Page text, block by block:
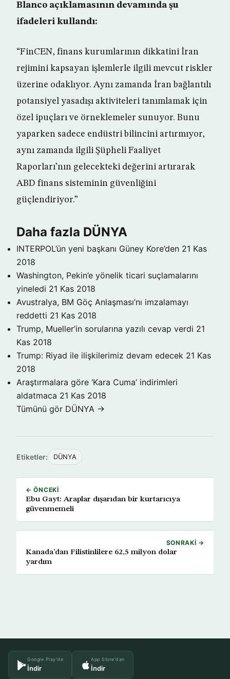
Blanco açıklamasının devamında şu
ifadeleri kullandı:
“FinCEN, finans kurumlarının dikkatini İran
rejimini kapsayan işlemlerle ilgili mevcut riskler
üzerine odaklıyor. Aynı zamanda İran bağlantılı
potansiyel yasadışı aktiviteleri tanımlamak için
özel ipuçları ve örneklemeler sunuyor. Bunu
yaparken sadece endüstri bilincini artırmıyor,
aynı zamanda ilgili Şüpheli Faaliyet
Raporları’nın gelecekteki değerini artırarak
ABD finans sisteminin güvenliğini
güçlendiriyor.”
Daha fazla DÜNYA
INTERPOL’ün yeni başkanı Güney Kore’den 21 Kas
2018
Washington, Pekin’e yönelik ticari suçlamalarını
yineledi 21 Kas 2018
Avustralya, BM Göç Anlaşması’nı imzalamayı
reddetti 21 Kas 2018
Trump, Mueller’in sorularına yazılı cevap verdi 21
Kas 2018
Trump: Riyad ile ilişkilerimiz devam edecek 21 Kas
2018
Araştırmalara göre ‘Kara Cuma’ indirimleri
aldatmaca 21 Kas 2018
Tümünü gör DÜNYA →
Etiketler: DÜNYA
← ÖNCEKI
Ebu Gayt: Araplar dışarıdan bir kurtarıcıya
güvenmemeli
SONRAKI →
Kanada’dan Filistinlilere 62,5 milyon dolar
yardım
Google Play'de
İndir
App Store'dan
İndir